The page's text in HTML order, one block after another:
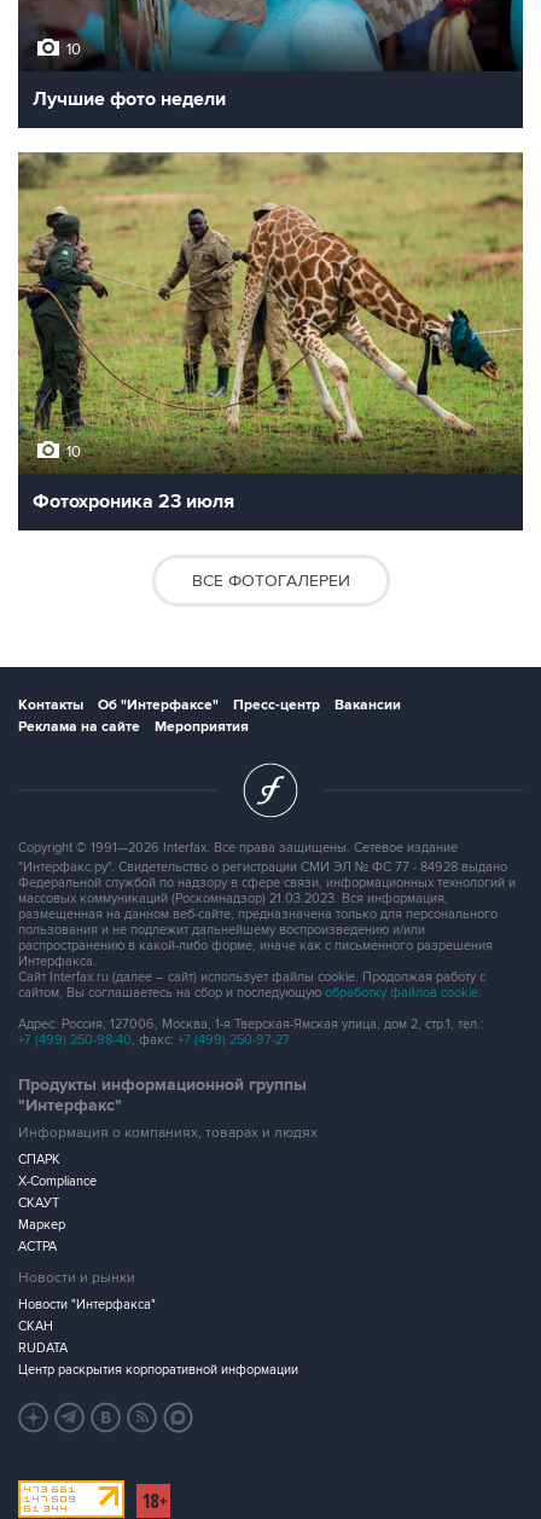
10
Лучшие фото недели
10
Фотохроника 23 июля
ВСЕ ФОТОГАЛЕРЕИ
Контакты Об "Интерфаксе" Пресс-центр
Вакансии
Реклама на сайте
Мероприятия
Copyright © 1991—2026 Interfax. Все права защищены. Сетевое издание
"Интерфакс.ру". Свидетельство о регистрации СМИ ЭЛ № ФС 77 - 84928 выдано
Федеральной службой по надзору в сфере связи, информационных технологий и
массовых коммуникаций (Роскомнадзор) 21.03.2023. Вся информация,
размещенная на данном веб-сайте, предназначена только для персонального
пользования и не подлежит дальнейшему воспроизведению и/или
распространению в какой-либо форме, иначе как с письменного разрешения
Интерфакса.
Сайт Interfax.ru (далее – сайт) использует файлы cookie. Продолжая работу с
сайтом, Вы соглашаетесь на сбор и последующую обработку файлов cookie.
Адрес: Россия, 127006, Москва, 1-я Тверская-Ямская улица, дом 2, стр.1, тел.:
+7 (499) 250-98-40, факс: +7 (499) 250-97-27
Продукты информационной группы
"Интерфакс"
Информация о компаниях, товарах и людях
СПАРК
X-Compliance
СКАУТ
Маркер
АСТРА
Новости и рынки
Новости "Интерфакса"
СКАН
RUDATA
Центр раскрытия корпоративной информации